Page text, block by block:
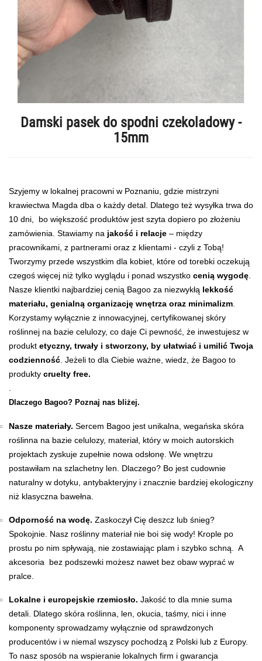
Damski pasek do spodni czekoladowy -
15mm
Szyjemy w lokalnej pracowni w Poznaniu, gdzie mistrzyni
krawiectwa Magda dba o każdy detal. Dlatego też wysyłka trwa do
10 dni, bo większość produktów jest szyta dopiero po złożeniu
zamówienia. Stawiamy na jakość i relacje – między
pracownikami, z partnerami oraz z klientami - czyli z Tobą!
Tworzymy przede wszystkim dla kobiet, które od torebki oczekują
czegoś więcej niż tylko wyglądu i ponad wszystko cenią wygodę
Nasze klientki najbardziej cenią Bagoo za niezwykłą lekkość
materiału, genialną organizację wnętrza oraz minimalizm
Korzystamy wyłącznie z innowacyjnej, certyfikowanej skóry
roślinnej na bazie celulozy, co daje Ci pewność, że inwestujesz w
produkt etyczny, trwały i stworzony, by ułatwiać i umilić Twoja
codzienność . Jeżeli to dla Ciebie ważne, wiedz, że Bagoo to
produkty cruelty free.
Dlaczego Bagoo? Poznaj nas bliżej.
Nasze materiały. Sercem Bagoo jest unikalna, wegańska skóra
roślinna na bazie celulozy, materiał, który w moich autorskich
projektach zyskuje zupełnie nowa odsłonę. We wnętrzu
postawiłam na szlachetny len. Dlaczego? Bo jest cudownie
naturalny w dotyku, antybakteryjny i znacznie bardziej ekologiczny
niż klasyczna bawełna.
Odporność na wodę. Zaskoczył Cię deszcz lub śnieg?
Spokojnie. Nasz roślinny materiał nie boi się wody! Krople po
prostu po nim spływają, nie zostawiając plam i szybko schną. A
akcesoria bez podszewki możesz nawet bez obaw wyprać w
pralce.
Lokalne i europejskie rzemiosło. Jakość to dla mnie suma
detali. Dlatego skóra roślinna, len, okucia, taśmy, nici i inne
komponenty sprowadzamy wyłącznie od sprawdzonych
producentów i w niemal wszyscy pochodzą z Polski lub z Europy.
To nasz sposób na wspieranie lokalnych firm i gwarancja